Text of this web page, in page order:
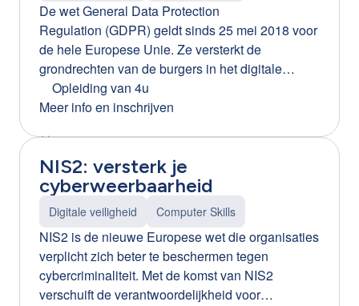
De wet General Data Protection
Regulation (GDPR) geldt sinds 25 mei 2018 voor
de hele Europese Unie. Ze versterkt de
grondrechten van de burgers in het digitale
tijdperk maar dit heeft heel wat gevolgen voor
Vlaamse bedrijven. Tijdens deze workshop
werkgever kennen als het gaat om de privacy
van personeel. En na deze opleiding weet u
perfect wat u met persoonsgegevens wel en niet
mag doen. Ook de privacy van uw medewerkers
(denk aan camerabewaking, het gebruik van
sociale media, ...) wordt aan de hand van
concrete cases onder de loep genomen.
Opleiding van 4u
Meer info en inschrijven
NIS2: versterk je
cyberweerbaarheid
Digitale veiligheid Computer Skills
NIS2 is de nieuwe Europese wet die organisaties
verplicht zich beter te beschermen tegen
cybercriminaliteit. Met de komst van NIS2
verschuift de verantwoordelijkheid voor